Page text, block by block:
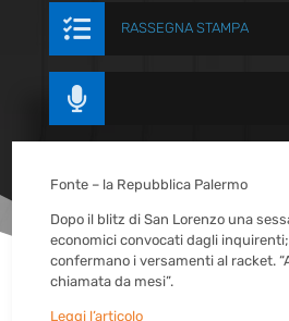
 RASSEGNA STAMPA

Fonte – la Repubblica Palermo
Dopo il blitz di San Lorenzo una
economici convocati dagli
confermano i versamenti al racket.
chiamata da mesi”.
Leggi l’articolo